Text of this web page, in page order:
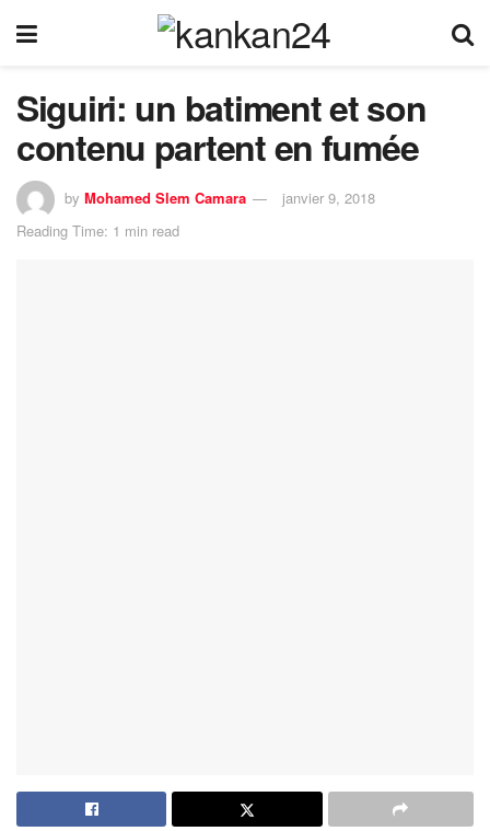
Siguiri: un batiment et son
contenu partent en fumée
by Mohamed Slem Camara
janvier 9, 2018
Reading Time: 1 min read